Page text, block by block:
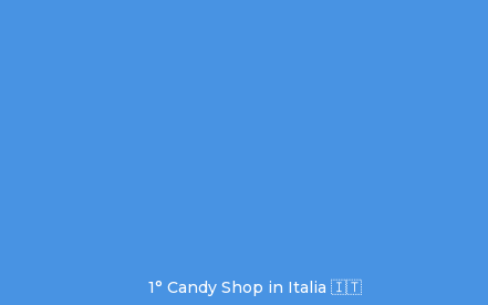
1° Candy Shop in Italia 🇮🇹